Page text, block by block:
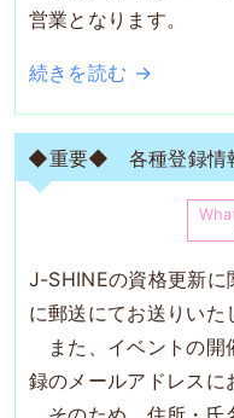
営業となります。
続きを読む →
◆重要◆ 各種登録情
J-SHINEの資格更新に
に郵送にてお送りいた
また、イベントの開
録のメールアドレスに